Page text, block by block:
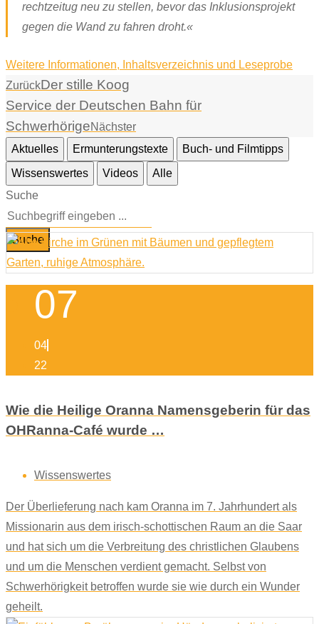
rechtzeitug neu zu stellen, bevor das Inklusionsprojekt
gegen die Wand zu fahren droht.«
Weitere Informationen, Inhaltsverzeichnis und Leseprobe
ZurückDer stille Koog
Service der Deutschen Bahn für
SchwerhörigeNächster
Aktuelles
Ermunterungstexte
Buch- und Filmtipps
Wissenswertes
Videos
Alle
Suche
Suche
07
04
22
Wie die Heilige Oranna Namensgeberin für das
OHRanna-Café wurde …
Wissenswertes
Der Überlieferung nach kam Oranna im 7. Jahrhundert als
Missionarin aus dem irisch-schottischen Raum an die Saar
und hat sich um die Verbreitung des christlichen Glaubens
und um die Menschen verdient gemacht. Selbst von
Schwerhörigkeit betroffen wurde sie wie durch ein Wunder
geheilt.